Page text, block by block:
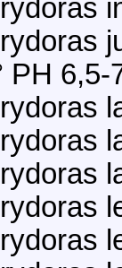
PH